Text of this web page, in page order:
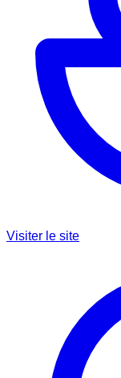
Visiter le site